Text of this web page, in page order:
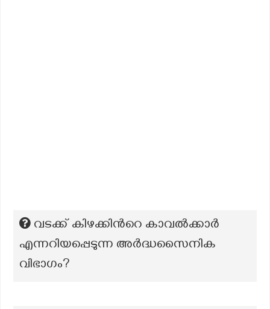
വടക്ക് കിഴക്കിന്‍റെ കാവൽക്കാർ
എന്നറിയപ്പെടുന്ന അർദ്ധസൈനിക
വിഭാഗം?